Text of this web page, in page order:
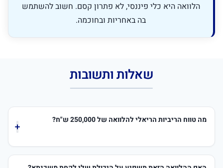
הלוואה היא כלי פיננסי, לא פתרון קסם. חשוב להשתמש
בה באחריות ובחוכמה.
שאלות ותשובות
מה טווח הריביות הריאלי להלוואה של 250,000 ש"ח?
הטווח רחב ותלוי במקור המימון ובפרופיל שלכם. מקרן